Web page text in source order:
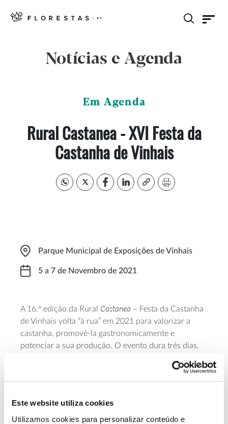
Este website utiliza cookies
Utilizamos cookies para personalizar conteúdo e
Notícias e Agenda
Em Agenda
Rural Castanea - XVI Festa da
Castanha de Vinhais
Parque Municipal de Exposições de Vinhais
5 a 7 de Novembro de 2021
A 16.ª edição da Rural Castanea – Festa da Castanha
de Vinhais volta “à rua” em 2021 para valorizar a
castanha, promovê-la gastronomicamente e
potenciar a sua produção. O evento dura três dias,
sector, produtos relacionados com a castanha e
outros da gastronomia local. Do programa da Rural
e o magusto permanente no Maior Assador de
Castanhas do Mundo.